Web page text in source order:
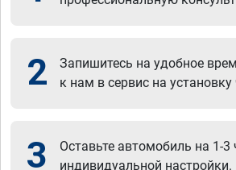
2
Запишитесь на удобное
к нам в сервис на
3
Оставьте автомобиль на 1-3
индивидуальной настройки.